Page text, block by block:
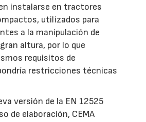
instalarse en tractores
utilizados para
a la manipulación de
altura, por lo que
requisitos de
restricciones técnicas
versión de la EN 12525
de elaboración, CEMA